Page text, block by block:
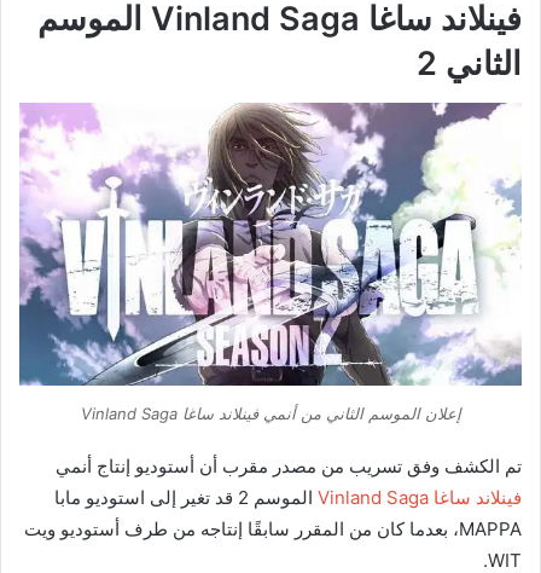
فينلاند ساغا Vinland Saga الموسم
الثاني 2
إعلان الموسم الثاني من أنمي فينلاند ساغا Vinland Saga
تم الكشف وفق تسريب من مصدر مقرب أن أستوديو إنتاج أنمي
فينلاند ساغا Vinland Saga
الموسم 2 قد تغير إلى استوديو مابا
MAPPA، بعدما كان من المقرر سابقًا إنتاجه من طرف أستوديو ويت
WIT.